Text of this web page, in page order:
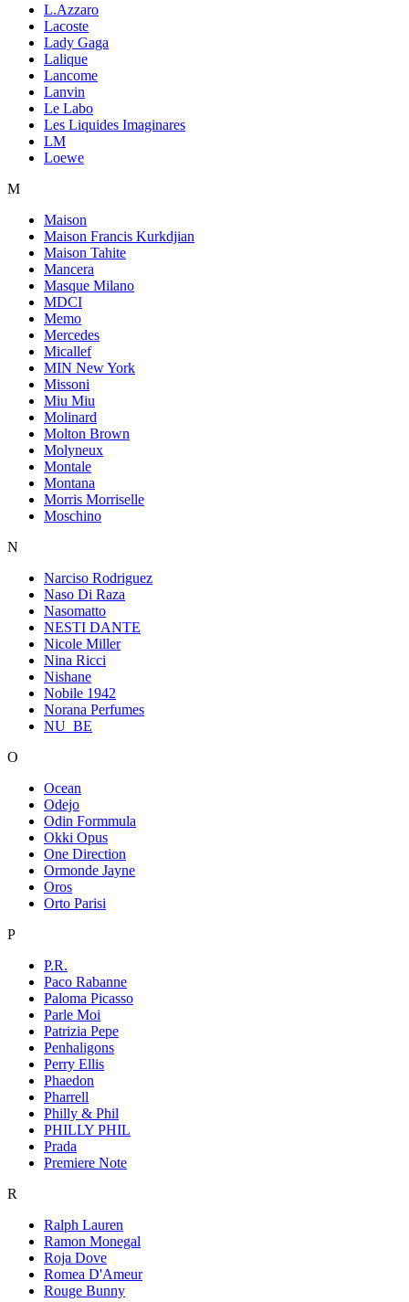
L.Azzaro
Lacoste
Lady Gaga
Lalique
Lancome
Lanvin
Le Labo
Les Liquides Imaginares
LM
Loewe
M
Maison
Maison Francis Kurkdjian
Maison Tahite
Mancera
Masque Milano
MDCI
Memo
Mercedes
Micallef
MIN New York
Missoni
Miu Miu
Molinard
Molton Brown
Molyneux
Montale
Montana
Morris Morriselle
Moschino
N
Narciso Rodriguez
Naso Di Raza
Nasomatto
NESTI DANTE
Nicole Miller
Nina Ricci
Nishane
Nobile 1942
Norana Perfumes
NU_BE
O
Ocean
Odejo
Odin Formmula
Okki Opus
One Direction
Ormonde Jayne
Oros
Orto Parisi
P
P.R.
Paco Rabanne
Paloma Picasso
Parle Moi
Patrizia Pepe
Penhaligons
Perry Ellis
Phaedon
Pharrell
Philly & Phil
PHILLY PHIL
Prada
Premiere Note
R
Ralph Lauren
Ramon Monegal
Roja Dove
Romea D'Ameur
Rouge Bunny